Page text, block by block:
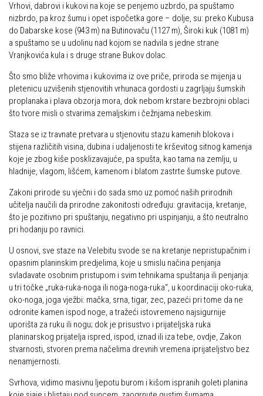
Vrhovi, dabrovi i kukovi na koje se penjemo uzbrdo, pa spuštamo
nizbrdo, pa kroz šumu i opet ispočetka gore – dolje, su: preko Kubusa
do Dabarske kose (943 m) na Butinovaču (1127 m), Široki kuk (1081 m)
a spuštamo se u udolinu nad kojom se nadvila s jedne strane
Vranjkovića kula i s druge strane Bukov dolac.
Što smo bliže vrhovima i kukovima iz ove priče, priroda se mijenja u
pletenicu uzvišenih stjenovitih vrhunaca gordosti u zagrljaju šumskih
proplanaka i plava obzorja mora, dok nebom krstare bezbrojni oblaci
što tvore misli o stvarima zemaljskim i čežnjama nebeskim.
Staza se iz travnate pretvara u stjenovitu stazu kamenih blokova i
stijena različitih visina, dubina i udaljenosti te krševitog sitnog kamenja
koje je zbog kiše posklizavajuće, pa spušta, kao tama na zemlju, u
hladnije, vlagom, lišćem, kamenom i blatom zastrte šumske putove.
Zakoni prirode su vječni i do sada smo uz pomoć naših prirodnih
učitelja naučili da prirodne zakonitosti određuju: gravitacija, kretanje,
što je pozitivno pri spuštanju, negativno pri uspinjanju, a što neutralno
pri hodanju po ravnici.
U osnovi, sve staze na Velebitu svode se na kretanje nepristupačnim i
opasnim planinskim predjelima, koje u smislu načina penjanja
svladavate osobnim pristupom i svim tehnikama spuštanja ili penjanja:
u tri točke „ruka-ruka-noga ili noga-noga-ruka“, u koordinaciji oko-ruka,
oko-noga, joga vježbi: mačka, srna, tigar, zec, pazeći pri tome da ne
odronite kamen ispod noge, a tražeći istovremeno najsigurnije
uporišta za ruku ili nogu; dok je prisustvo i prijateljska ruka
planinarskog prijatelja ispred, ispod, iznad ili iza tebe, ovdje, Zakon
stvarnosti, stvoren prema načelima drevnih vremena iprijateljstvo bez
nenamjernosti.
Svrhova, vidimo masivnu ljepotu burom i kišom ispranih goleti planina